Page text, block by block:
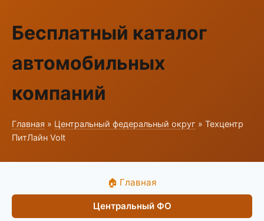
Бесплатный каталог
автомобильных
компаний
Главная » Центральный федеральный округ » Техцентр
ПитЛайн Volt
🏠 Главная
Центральный ФО